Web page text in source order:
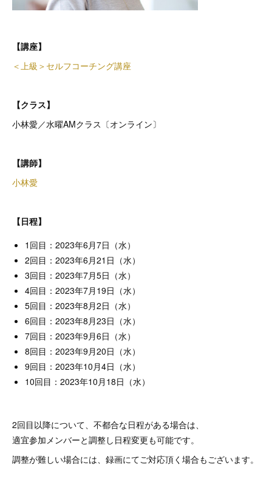
【講座】
＜上級＞セルフコーチング講座
【クラス】
小林愛／水曜AMクラス〔オンライン〕
【講師】
小林愛
【日程】
1回目：2023年6月7日（水）
2回目：2023年6月21日（水）
3回目：2023年7月5日（水）
4回目：2023年7月19日（水）
5回目：2023年8月2日（水）
6回目：2023年8月23日（水）
7回目：2023年9月6日（水）
8回目：2023年9月20日（水）
9回目：2023年10月4日（水）
10回目：2023年10月18日（水）
2回目以降について、不都合な日程がある場合は、
適宜参加メンバーと調整し日程変更も可能です。
調整が難しい場合には、録画にてご対応頂く場合もございます。